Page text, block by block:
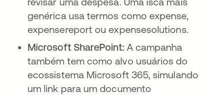
genérica usa termos como expense,
expensereport ou expensesolutions.
Microsoft SharePoint: A campanha
também tem como alvo usuários do
ecossistema Microsoft 365, simulando
um link para um documento